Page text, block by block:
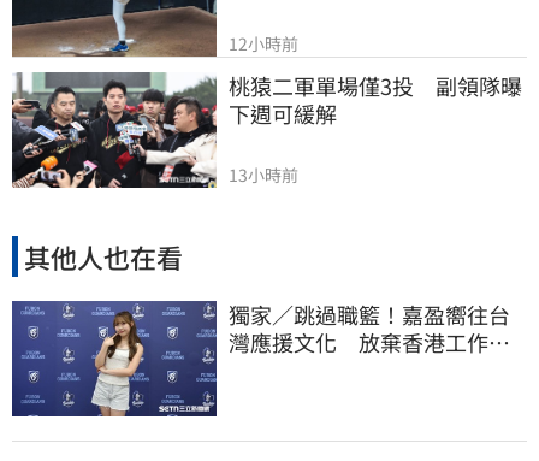
12小時前
桃猿二軍單場僅3投　副領隊曝
下週可緩解
13小時前
其他人也在看
獨家／跳過職籃！嘉盈嚮往台
灣應援文化 放棄香港工作跨